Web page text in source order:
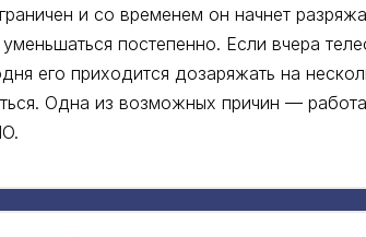
и со временем он начнет
постепенно. Если вчера
его приходится дозаряжать на
Одна из возможных причин —